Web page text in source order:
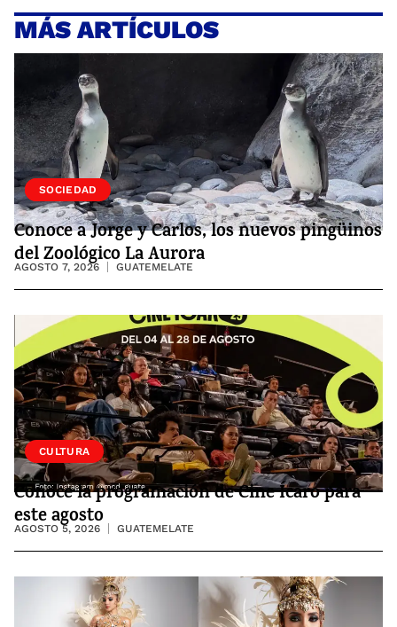
MÁS ARTÍCULOS
VIDA
SOCIEDAD
Conoce a Jorge y Carlos, los nuevos pingüinos
del Zoológico La Aurora
AGOSTO 7, 2026 GUATEMELATE
CULTURA
Conoce la programación de Cine Ícaro para
este agosto
AGOSTO 5, 2026 GUATEMELATE